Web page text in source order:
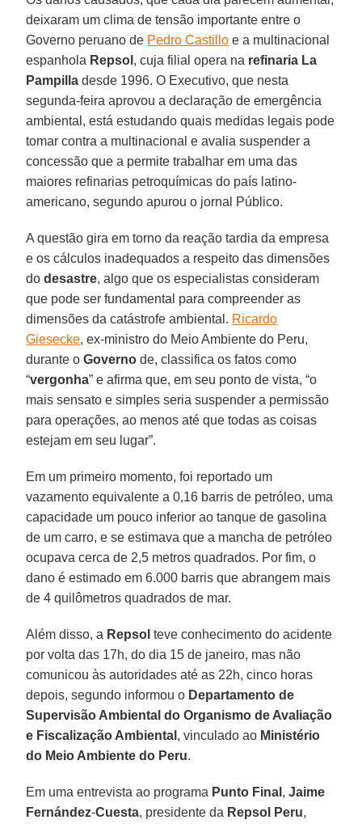
deixaram um clima de tensão importante entre o
Governo peruano de Pedro Castillo e a multinacional
espanhola Repsol , cuja filial opera na refinaria La
Pampilla desde 1996. O Executivo, que nesta
segunda-feira aprovou a declaração de emergência
ambiental, está estudando quais medidas legais pode
tomar contra a multinacional e avalia suspender a
concessão que a permite trabalhar em uma das
maiores refinarias petroquímicas do país latino-
americano, segundo apurou o jornal Público.
A questão gira em torno da reação tardia da empresa
e os cálculos inadequados a respeito das dimensões
dodesastre, algo que os especialistas consideram
que pode ser fundamental para compreender as
dimensões da catástrofe ambiental. Ricardo
Giesecke, ex-ministro do Meio Ambiente do Peru,
durante oGoverno de, classifica os fatos como
“vergonha” e afirma que, em seu ponto de vista, “o
mais sensato e simples seria suspender a permissão
para operações, ao menos até que todas as coisas
estejam em seu lugar”.
Em um primeiro momento, foi reportado um
vazamento equivalente a 0,16 barris de petróleo, uma
capacidade um pouco inferior ao tanque de gasolina
de um carro, e se estimava que a mancha de petróleo
ocupava cerca de 2,5 metros quadrados. Por fim, o
dano é estimado em 6.000 barris que abrangem mais
de 4 quilômetros quadrados de mar.
Além disso, a Repsol teve conhecimento do acidente
por volta das 17h, do dia 15 de janeiro, mas não
comunicou às autoridades até as 22h, cinco horas
depois, segundo informou o Departamento de
Supervisão Ambiental do Organismo de Avaliação
e Fiscalização Ambiental , vinculado ao Ministério
do Meio Ambiente do Peru.
Em uma entrevista ao programa Punto Final ,Jaime
Fernández-Cuesta, presidente da Repsol Peru,